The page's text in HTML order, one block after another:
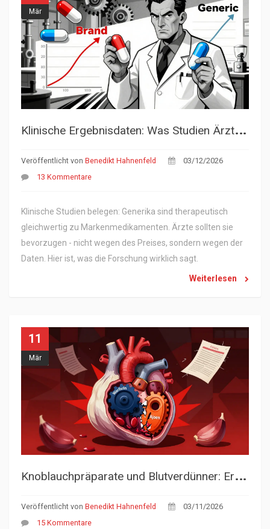
Mär
K
linische Ergebnisdaten: Was Studien Ärzten über Generika sagen
Veröffentlicht von Benedikt Hahnenfeld
03/12/2026
13 Kommentare
Klinische Studien belegen: Generika sind therapeutisch
gleichwertig zu Markenmedikamenten. Ärzte sollten sie
bevorzugen - nicht wegen des Preises, sondern wegen der
Daten. Hier ist, was die Forschung wirklich sagt.
Weiterlesen
11
Mär
K
noblauchpräparate und Blutverdünner: Erhöhtes Blutungsrisiko
Veröffentlicht von Benedikt Hahnenfeld
03/11/2026
15 Kommentare